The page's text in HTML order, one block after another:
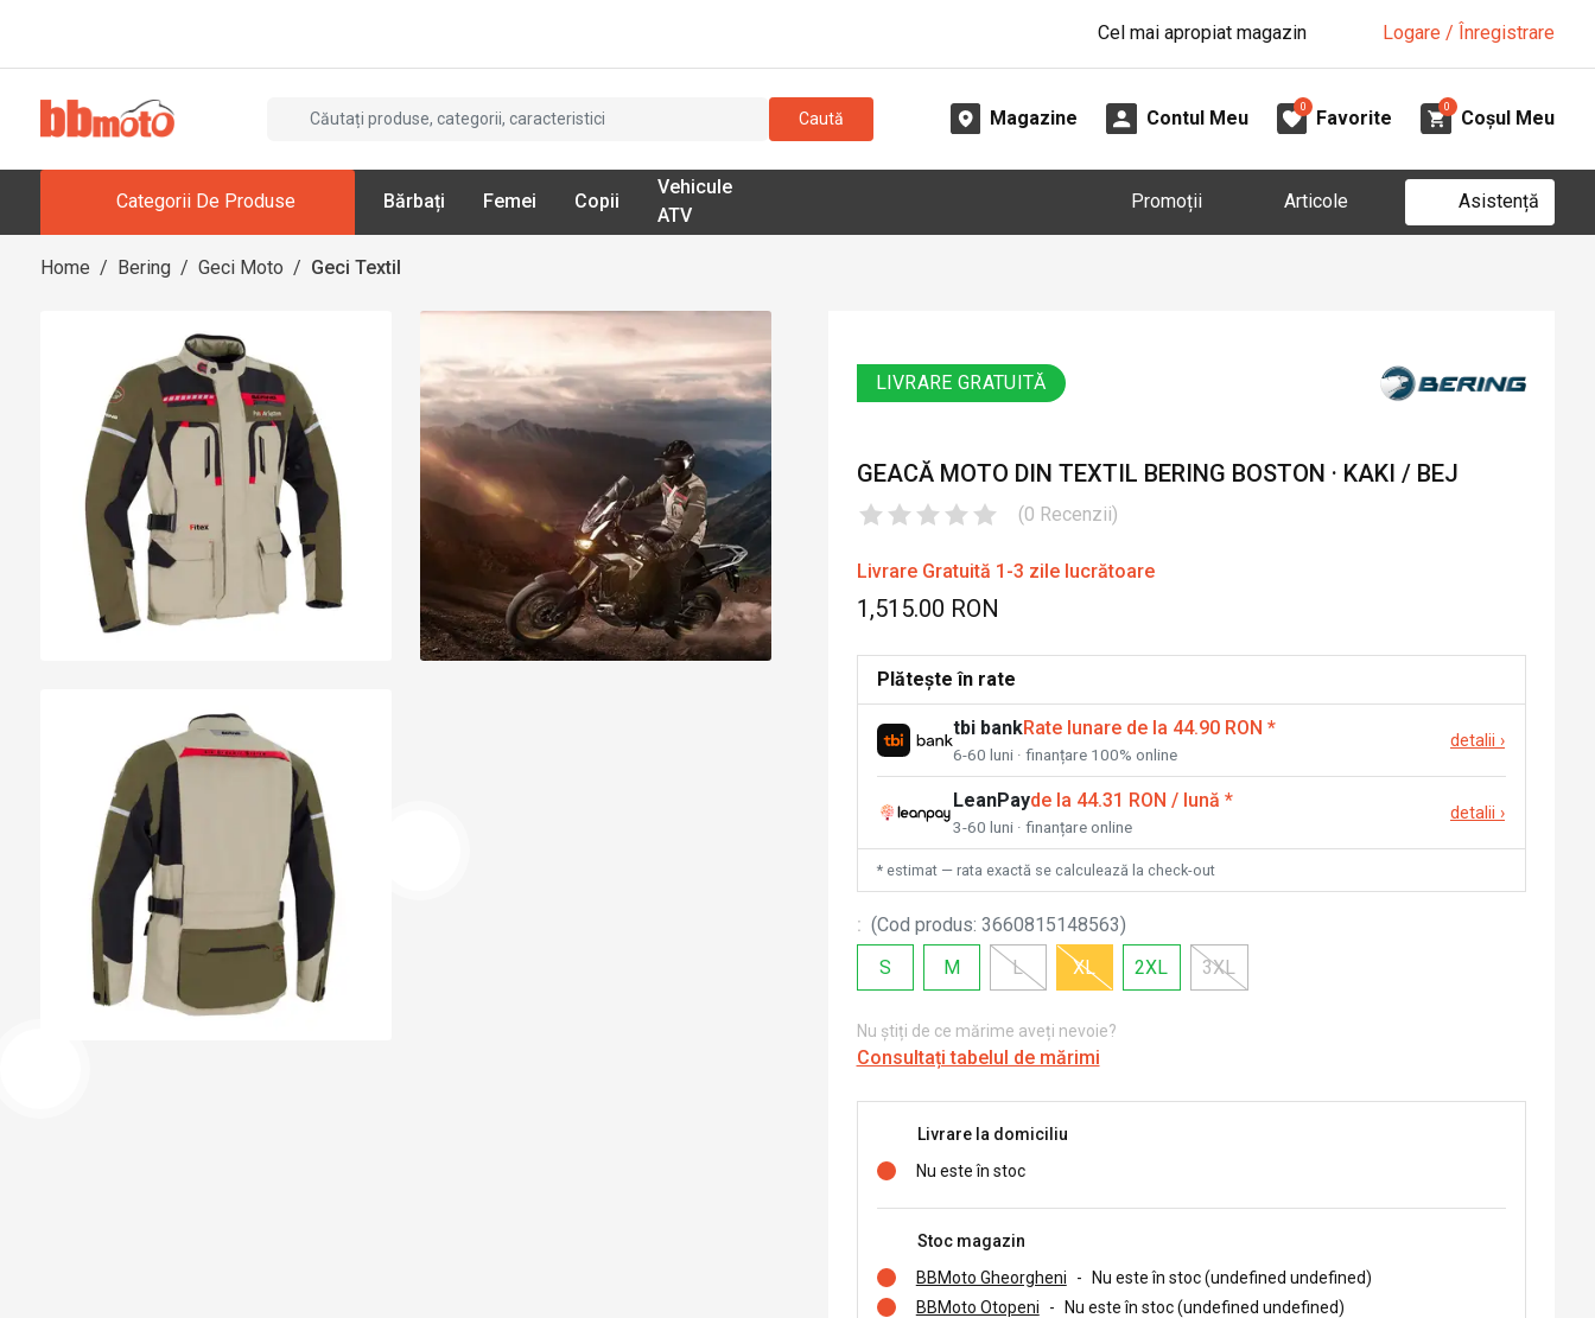
Cel mai apropiat magazin Logare / Înregistrare
Caută Magazine Contul Meu
0
Favorite
0
Coșul Meu
Categorii De Produse Bărbați Femei Copii
Vehicule
ATV
Promoții Articole Asistență
Home / Bering / Geci Moto / Geci Textil
LIVRARE GRATUITĂ
GEACĂ MOTO DIN TEXTIL BERING BOSTON · KAKI / BEJ
(0 Recenzii)
Livrare Gratuită 1-3 zile lucrătoare
1,515.00 RON
Plătește în rate
tbi bankRate lunare de la 44.90 RON *
6-60 luni · finanțare 100% online
detalii ›
LeanPayde la 44.31 RON / lună *
3-60 luni · finanțare online
detalii ›
* estimat — rata exactă se calculează la check-out
: (Cod produs: 3660815148563)
S
M L XL 2XL 3XL
Nu știți de ce mărime aveți nevoie?
Consultați tabelul de mărimi
Livrare la domiciliu
Nu este în stoc
Stoc magazin
BBMoto Gheorgheni
-
Nu este în stoc (undefined undefined)
BBMoto Otopeni
-
Nu este în stoc (undefined undefined)